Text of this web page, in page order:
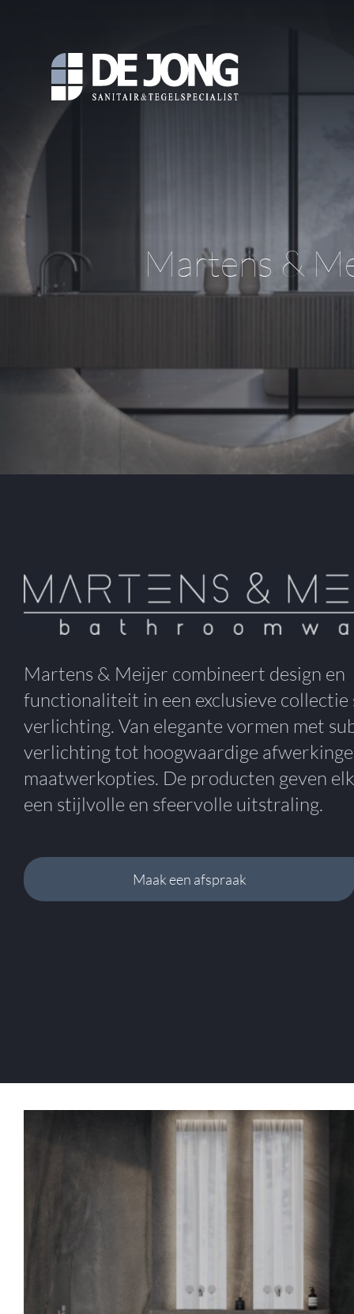
Martens &
Martens & Meijer combineert design en
functionaliteit in een exclusieve collectie
verlichting. Van elegante vormen met
verlichting tot hoogwaardige
maatwerkopties. De producten geven
een stijlvolle en sfeervolle uitstraling.
Maak een afspraak